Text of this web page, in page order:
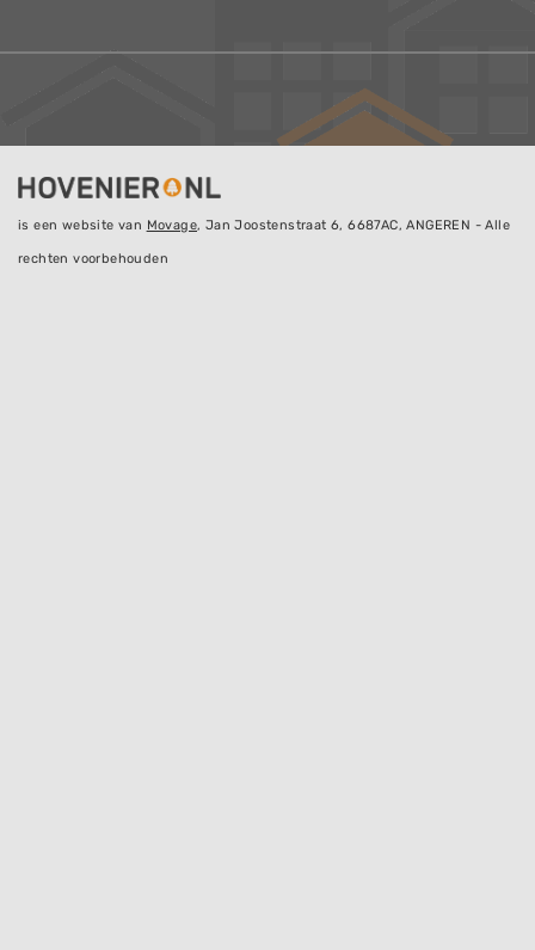
is een website van Movage, Jan Joostenstraat 6, 6687AC, ANGEREN - Alle
rechten voorbehouden